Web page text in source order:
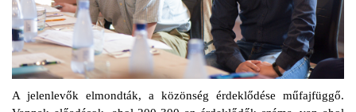
A jelenlevők elmondták, a közönség érdeklődése műfajfüggő.